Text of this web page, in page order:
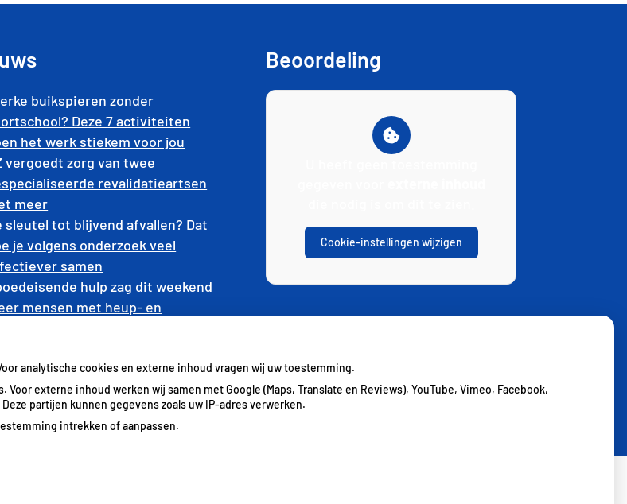
buikspieren zonder
Deze 7 activiteiten
het werk stiekem voor jou
vergoedt zorg van twee
revalidatieartsen
meer
sleutel tot blijvend afvallen? Dat
je volgens onderzoek veel
samen
hulp zag dit weekend
mensen met heup- en
Erasmus MC patiënten het
in stuurt
Beoordeling
Cookie-instellingen wijzigen
analytische cookies en externe inhoud vragen wij uw toestemming.
externe inhoud werken wij samen met Google (Maps, Translate en Reviews), YouTube, Vimeo, Facebook,
partijen kunnen gegevens zoals uw IP-adres verwerken.
intrekken of aanpassen.